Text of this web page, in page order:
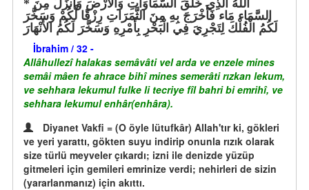
السَّمَاء مَاء فَأَخْرَجَ بِهِ مِنَ الثَّمَرَاتِ رِزْقًا لَّكُمْ وَسَخَّرَ
لَكُمُ الْفُلْكَ لِتَجْرِيَ فِي الْبَحْرِ بِأَمْرِهِ وَسَخَّرَ لَكُمُ الأَنْهَارَ
İbrahim / 32 -
Allâhullezî halakas semâvâti vel arda ve enzele mines
semâi mâen fe ahrace bihî mines semerâti rızkan lekum,
ve sehhara lekumul fulke li tecriye fîl bahri bi emrihî, ve
sehhara lekumul enhâr(enhâra).
Diyanet Vakfi = (O öyle lütufkâr) Allah'tır ki, gökleri
ve yeri yarattı, gökten suyu indirip onunla rızık olarak
size türlü meyveler çıkardı; izni ile denizde yüzüp
gitmeleri için gemileri emrinize verdi; nehirleri de sizin
(yararlanmanız) için akıttı.